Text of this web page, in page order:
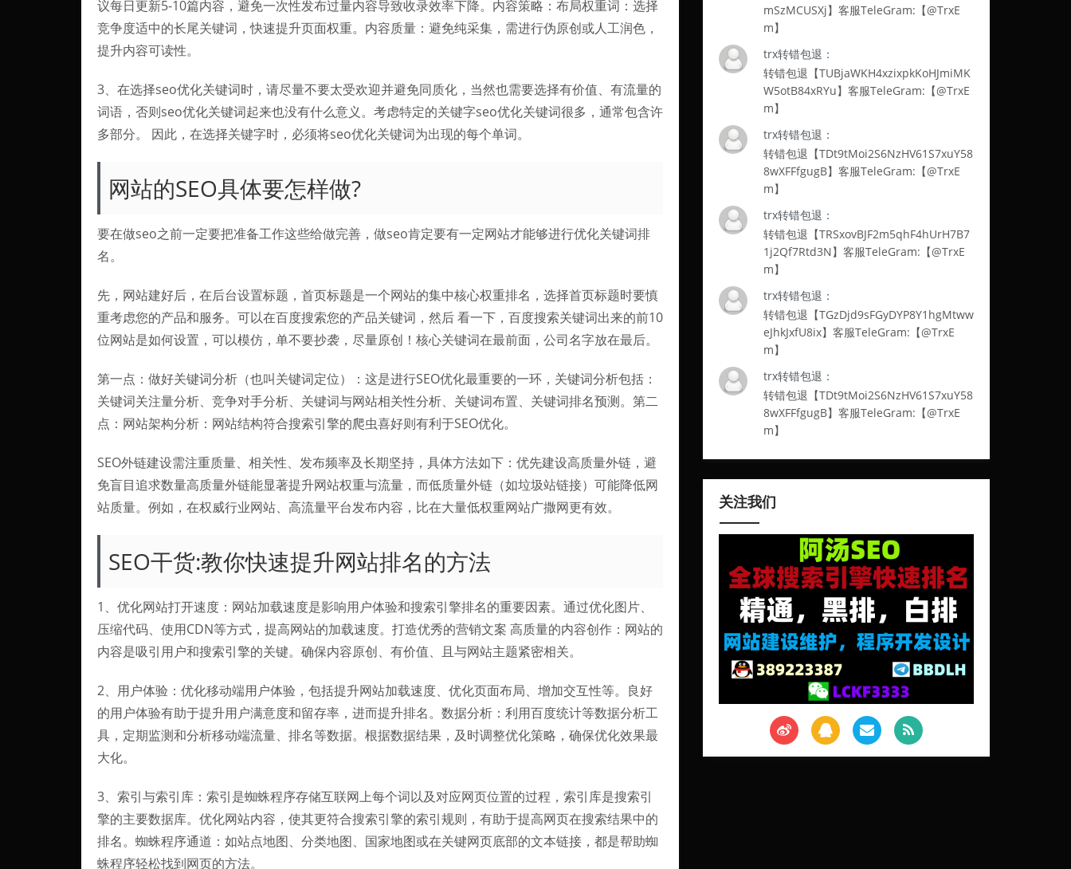
议每日更新5-10篇内容，避免一次性发布过量内容导致收录效率下降。内容策略：布局权重词：选择
竞争度适中的长尾关键词，快速提升页面权重。内容质量：避免纯采集，需进行伪原创或人工润色，
提升内容可读性。
3、在选择seo优化关键词时，请尽量不要太受欢迎并避免同质化，当然也需要选择有价值、有流量的
词语，否则seo优化关键词起来也没有什么意义。考虑特定的关键字seo优化关键词很多，通常包含许
多部分。 因此，在选择关键字时，必须将seo优化关键词为出现的每个单词。
网站的SEO具体要怎样做?
要在做seo之前一定要把准备工作这些给做完善，做seo肯定要有一定网站才能够进行优化关键词排
名。
先，网站建好后，在后台设置标题，首页标题是一个网站的集中核心权重排名，选择首页标题时要慎
重考虑您的产品和服务。可以在百度搜索您的产品关键词，然后 看一下，百度搜索关键词出来的前10
位网站是如何设置，可以模仿，单不要抄袭，尽量原创！核心关键词在最前面，公司名字放在最后。
第一点：做好关键词分析（也叫关键词定位）：这是进行SEO优化最重要的一环，关键词分析包括：
关键词关注量分析、竞争对手分析、关键词与网站相关性分析、关键词布置、关键词排名预测。第二
点：网站架构分析：网站结构符合搜索引擎的爬虫喜好则有利于SEO优化。
SEO外链建设需注重质量、相关性、发布频率及长期坚持，具体方法如下：优先建设高质量外链，避
免盲目追求数量高质量外链能显著提升网站权重与流量，而低质量外链（如垃圾站链接）可能降低网
站质量。例如，在权威行业网站、高流量平台发布内容，比在大量低权重网站广撒网更有效。
SEO干货:教你快速提升网站排名的方法
1、优化网站打开速度：网站加载速度是影响用户体验和搜索引擎排名的重要因素。通过优化图片、
压缩代码、使用CDN等方式，提高网站的加载速度。打造优秀的营销文案 高质量的内容创作：网站的
内容是吸引用户和搜索引擎的关键。确保内容原创、有价值、且与网站主题紧密相关。
2、用户体验：优化移动端用户体验，包括提升网站加载速度、优化页面布局、增加交互性等。良好
的用户体验有助于提升用户满意度和留存率，进而提升排名。数据分析：利用百度统计等数据分析工
具，定期监测和分析移动端流量、排名等数据。根据数据结果，及时调整优化策略，确保优化效果最
大化。
3、索引与索引库：索引是蜘蛛程序存储互联网上每个词以及对应网页位置的过程，索引库是搜索引
擎的主要数据库。优化网站内容，使其更符合搜索引擎的索引规则，有助于提高网页在搜索结果中的
排名。蜘蛛程序通道：如站点地图、分类地图、国家地图或在关键网页底部的文本链接，都是帮助蜘
蛛程序轻松找到网页的方法。
mSzMCUSXj】客服TeleGram:【@TrxE
m】
trx转错包退：
转错包退【TUBjaWKH4xzixpkKoHJmiMK
W5otB84xRYu】客服TeleGram:【@TrxE
m】
trx转错包退：
转错包退【TDt9tMoi2S6NzHV61S7xuY58
8wXFFfgugB】客服TeleGram:【@TrxE
m】
trx转错包退：
转错包退【TRSxovBJF2m5qhF4hUrH7B7
1j2Qf7Rtd3N】客服TeleGram:【@TrxE
m】
trx转错包退：
转错包退【TGzDjd9sFGyDYP8Y1hgMtww
eJhkJxfU8ix】客服TeleGram:【@TrxE
m】
trx转错包退：
转错包退【TDt9tMoi2S6NzHV61S7xuY58
8wXFFfgugB】客服TeleGram:【@TrxE
m】
关注我们